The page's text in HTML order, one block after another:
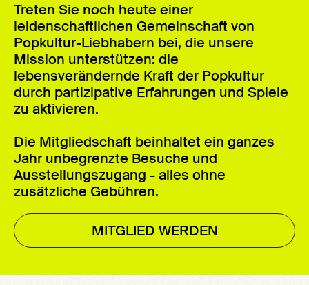
Treten Sie noch heute einer
leidenschaftlichen Gemeinschaft von
Popkultur-Liebhabern bei, die unsere
Mission unterstützen: die
lebensverändernde Kraft der Popkultur
durch partizipative Erfahrungen und Spiele
zu aktivieren.
Die Mitgliedschaft beinhaltet ein ganzes
Jahr unbegrenzte Besuche und
Ausstellungszugang - alles ohne
zusätzliche Gebühren.
MITGLIED WERDEN